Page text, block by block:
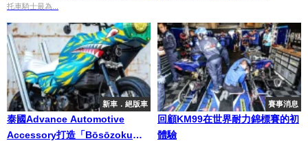
托車騎士最為...
新車．絕版車
泰國Advance Automotive
Accessory打造「Bōsōzoku暴
賽事消息
回顧KM99在世界耐力錦標賽的初
體驗